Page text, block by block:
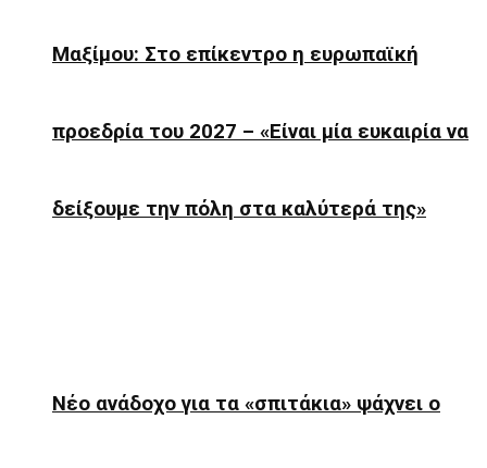
Μαξίμου: Στο επίκεντρο η ευρωπαϊκή
προεδρία του 2027 – «Είναι μία ευκαιρία να
δείξουμε την πόλη στα καλύτερά της»
Νέο ανάδοχο για τα «σπιτάκια» ψάχνει ο